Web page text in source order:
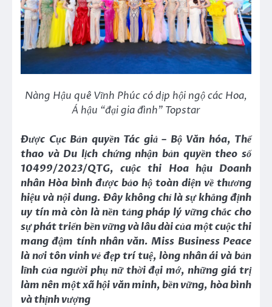
Nàng Hậu quê Vĩnh Phúc có dịp hội ngộ các Hoa,
Á hậu “đại gia đình” Topstar
Được Cục Bản quyền Tác giả – Bộ Văn hóa, Thể
thao và Du lịch chứng nhận bản quyền theo số
10499/2023/QTG, cuộc thi Hoa hậu Doanh
nhân Hòa bình được bảo hộ toàn diện về thương
hiệu và nội dung. Đây không chỉ là sự khẳng định
uy tín mà còn là nền tảng pháp lý vững chắc cho
sự phát triển bền vững và lâu dài của một cuộc thi
mang đậm tính nhân văn. Miss Business Peace
là nơi tôn vinh vẻ đẹp trí tuệ, lòng nhân ái và bản
lĩnh của người phụ nữ thời đại mớ, những giá trị
làm nên một xã hội văn minh, bền vững, hòa bình
và thịnh vượng